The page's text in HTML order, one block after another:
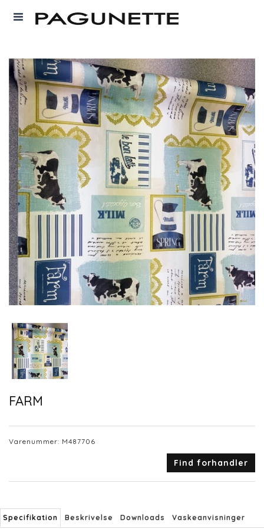
FARM
Varenummer: M487706
Find forhandler
Specifikation Beskrivelse Downloads Vaskeanvisninger